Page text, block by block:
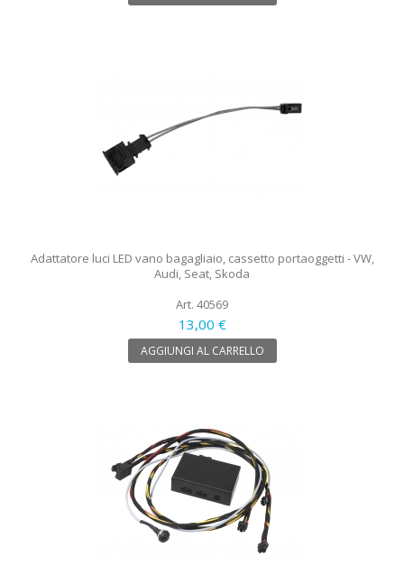
Adattatore luci LED vano bagagliaio, cassetto portaoggetti - VW,
Audi, Seat, Skoda
Art. 40569
13,00 €
AGGIUNGI AL CARRELLO